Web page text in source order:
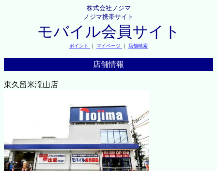
株式会社ノジマ
ノジマ携帯サイト
モバイル会員サイト
ポイント ｜ マイページ ｜ 店舗検索
店舗情報
東久留米滝山店